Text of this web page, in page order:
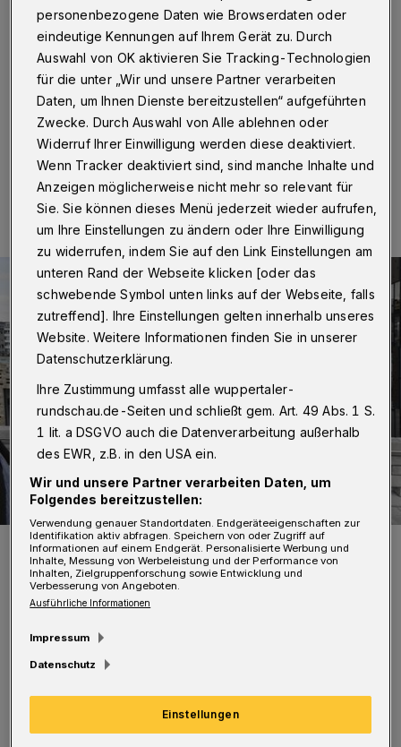
Wuppertal
Wuppertals Oberbürgermeister Andreas
Mucke bietet wegen der Corona-Pandemie in dieser
Woche erstmals eine Bürger-Sprechstunde per
Telefon oder via Video-Chat an.
Eine Minute Lesezeit
Oberbürgermeister Andreas Mucke.
Foto: Wuppertaler Rundschau/Simone Bahrmann
Kinder-Sprechstunde am Freitag (3. April
personenbezogene Daten wie Browserdaten oder
eindeutige Kennungen auf Ihrem Gerät zu. Durch
Auswahl von OK aktivieren Sie Tracking-Technologien
für die unter „Wir und unsere Partner verarbeiten
Daten, um Ihnen Dienste bereitzustellen“ aufgeführten
Zwecke. Durch Auswahl von Alle ablehnen oder
Widerruf Ihrer Einwilligung werden diese deaktiviert.
Wenn Tracker deaktiviert sind, sind manche Inhalte und
Anzeigen möglicherweise nicht mehr so relevant für
Sie. Sie können dieses Menü jederzeit wieder aufrufen,
um Ihre Einstellungen zu ändern oder Ihre Einwilligung
zu widerrufen, indem Sie auf den Link Einstellungen am
unteren Rand der Webseite klicken [oder das
schwebende Symbol unten links auf der Webseite, falls
zutreffend]. Ihre Einstellungen gelten innerhalb unseres
Website. Weitere Informationen finden Sie in unserer
Datenschutzerklärung.
Ihre Zustimmung umfasst alle wuppertaler-
rundschau.de-Seiten und schließt gem. Art. 49 Abs. 1 S.
1 lit. a DSGVO auch die Datenverarbeitung außerhalb
des EWR, z.B. in den USA ein.
Wir und unsere Partner verarbeiten Daten, um
Folgendes bereitzustellen:
Verwendung genauer Standortdaten. Endgeräteeigenschaften zur
Identifikation aktiv abfragen. Speichern von oder Zugriff auf
Informationen auf einem Endgerät. Personalisierte Werbung und
Inhalte, Messung von Werbeleistung und der Performance von
Inhalten, Zielgruppenforschung sowie Entwicklung und
Verbesserung von Angeboten.
Ausführliche Informationen
Impressum
Datenschutz
Einstellungen